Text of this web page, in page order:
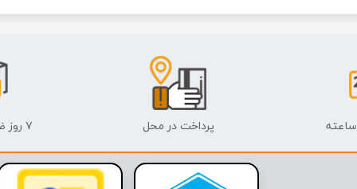
پرداخت در محل ۷ روز ضمانت بازگشت